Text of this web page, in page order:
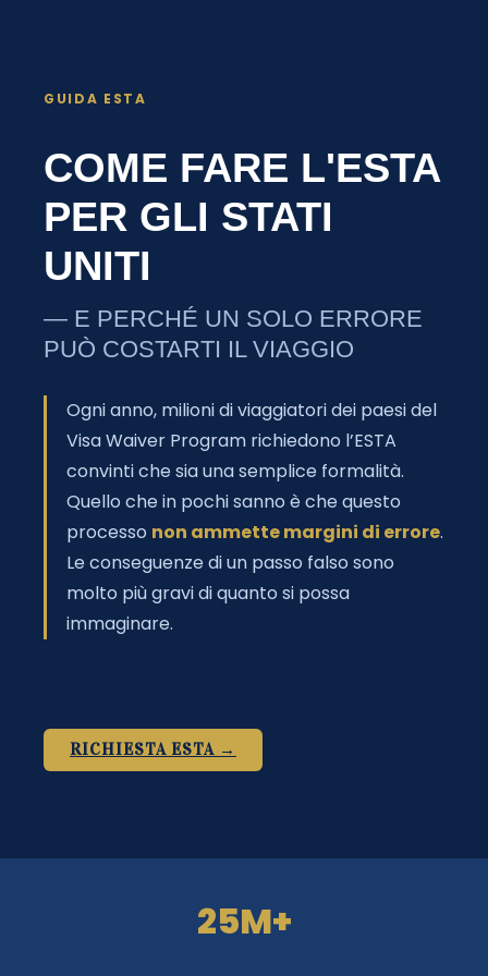
GUIDA ESTA
COME FARE L'ESTA
PER GLI STATI
UNITI
— E PERCHÉ UN SOLO ERRORE
PUÒ COSTARTI IL VIAGGIO
Ogni anno, milioni di viaggiatori dei paesi del
Visa Waiver Program richiedono l’ESTA
convinti che sia una semplice formalità.
Quello che in pochi sanno è che questo
processo non ammette margini di errore.
Le conseguenze di un passo falso sono
molto più gravi di quanto si possa
immaginare.
RICHIESTA ESTA →
25M+